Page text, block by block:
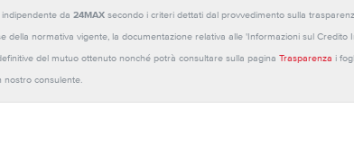
da 24MAXsecondo i criteri dettati dal provvedimento sulla
della normativa vigente, la documentazione relativa alle 'Informazioni sul
del mutuo ottenuto nonché potrà consultare sulla pagina Trasparenza i
nostro consulente.